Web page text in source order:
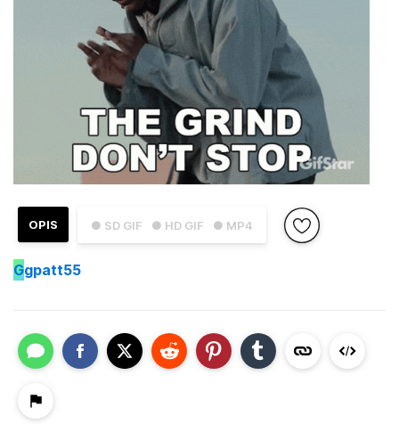
● SD GIF ● HD GIF ● MP4
OPIS
Ggpatt55